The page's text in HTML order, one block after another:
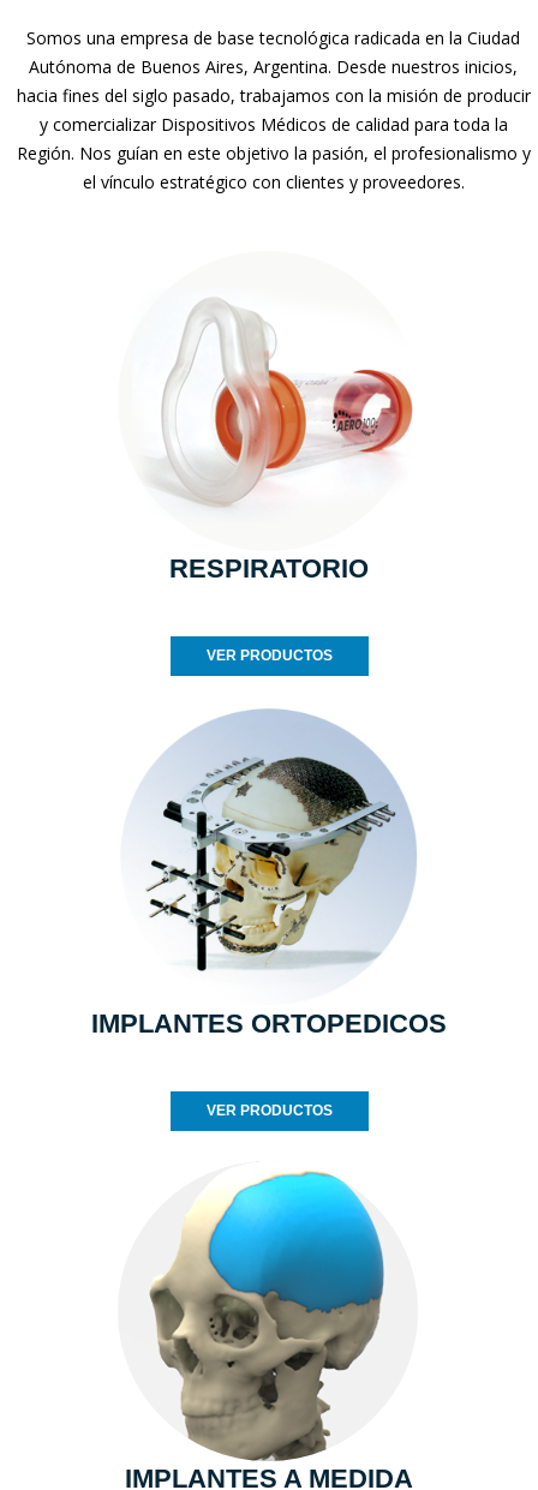
Somos una empresa de base tecnológica radicada en la Ciudad
Autónoma de Buenos Aires, Argentina. Desde nuestros inicios,
hacia fines del siglo pasado, trabajamos con la misión de producir
y comercializar Dispositivos Médicos de calidad para toda la
Región. Nos guían en este objetivo la pasión, el profesionalismo y
el vínculo estratégico con clientes y proveedores.
RESPIRATORIO
VER PRODUCTOS
IMPLANTES ORTOPEDICOS
VER PRODUCTOS
IMPLANTES A MEDIDA